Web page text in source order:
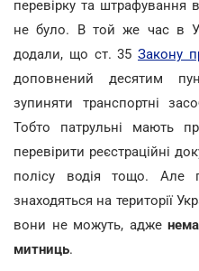
перевірку та штрафування
не було. В той же час в
додали, що ст. 35 Закону
доповнений десятим
зупиняти транспортні
Тобто патрульні мають
перевірити реєстраційні
полісу водія тощо. Але
знаходяться на території
вони не можуть, адже
митниць.